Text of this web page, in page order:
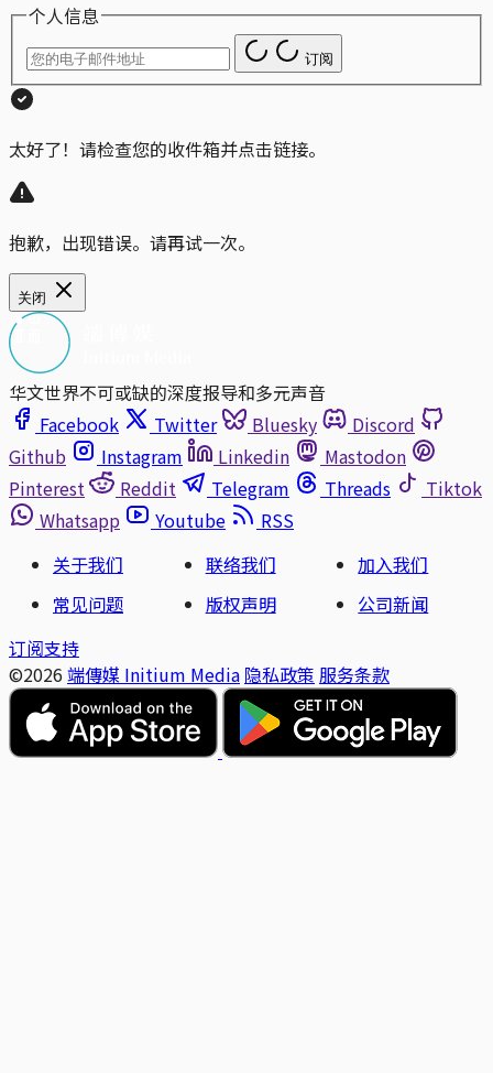
个人信息
订阅
太好了！请检查您的收件箱并点击链接。
抱歉，出现错误。请再试一次。
关闭
华文世界不可或缺的深度报导和多元声音
Facebook
Twitter Bluesky
Discord
Github
Instagram Linkedin
Mastodon
Pinterest
Reddit Telegram Threads
Tiktok
Whatsapp
Youtube
RSS
关于我们
联络我们
加入我们
常见问题
版权声明
公司新闻
订阅支持
©2026 端傳媒 Initium Media 隐私政策 服务条款